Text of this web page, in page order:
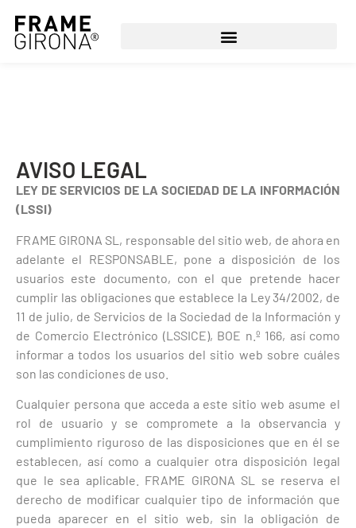
AVISO LEGAL
LEY DE SERVICIOS DE LA SOCIEDAD DE LA INFORMACIÓN
(LSSI)
FRAME GIRONA SL, responsable del sitio web, de ahora en
adelante el RESPONSABLE, pone a disposición de los
usuarios este documento, con el que pretende hacer
cumplir las obligaciones que establece la Ley 34/2002, de
11 de julio, de Servicios de la Sociedad de la Información y
de Comercio Electrónico (LSSICE), BOE n.º 166, así como
informar a todos los usuarios del sitio web sobre cuáles
son las condiciones de uso.
Cualquier persona que acceda a este sitio web asume el
rol de usuario y se compromete a la observancia y
cumplimiento riguroso de las disposiciones que en él se
establecen, así como a cualquier otra disposición legal
que le sea aplicable. FRAME GIRONA SL se reserva el
derecho de modificar cualquier tipo de información que
pueda aparecer en el sitio web, sin la obligación de